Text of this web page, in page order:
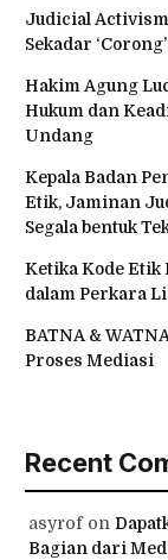
Judicial
Sekadar
Hakim Agung
Hukum dan
Undang
Kepala Badan
Etik, Jaminan
Segala bentuk
Ketika Kode
dalam Perkara
BATNA &
Proses Mediasi
Recent
asyrofon
Bagian dari